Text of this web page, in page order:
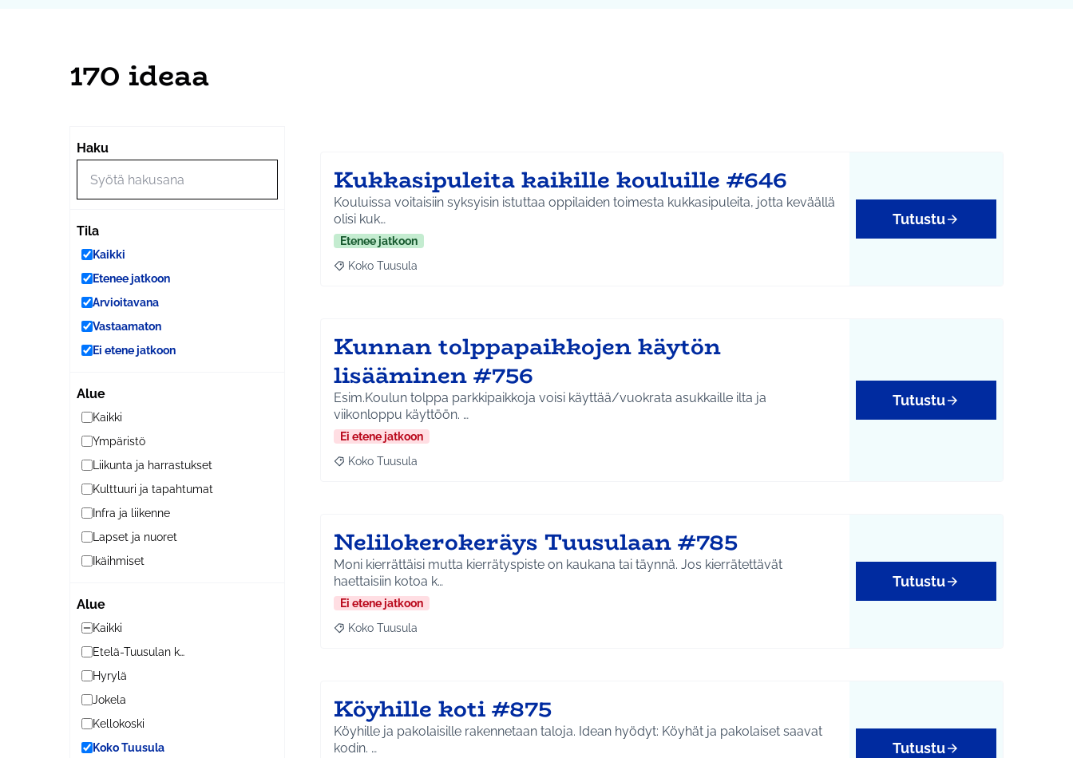
170 ideaa
Haku
Tila
Kaikki
Etenee jatkoon
Arvioitavana
Vastaamaton
Ei etene jatkoon
Alue
Kaikki
Ympäristö
Liikunta ja harrastukset
Kulttuuri ja tapahtumat
Infra ja liikenne
Lapset ja nuoret
Ikäihmiset
Alue
Kaikki
Etelä-Tuusulan kylät
Hyrylä
Jokela
Kellokoski
Koko Tuusula
−
Kukkasipuleita kaikille kouluille #646
Kouluissa voitaisiin syksyisin istuttaa oppilaiden toimesta kukkasipuleita, jotta keväällä
olisi kuk…
Etenee jatkoon
Rajaa tulokset aihepiirin mukaan: Koko Tuusula
Koko Tuusula
Tutustu
Kunnan tolppapaikkojen käytön
lisääminen #756
Esim.Koulun tolppa parkkipaikkoja voisi käyttää/vuokrata asukkaille ilta ja
viikonloppu käyttöön. …
Ei etene jatkoon
Rajaa tulokset aihepiirin mukaan: Koko Tuusula
Koko Tuusula
Tutustu
Nelilokerokeräys Tuusulaan #785
Moni kierrättäisi mutta kierrätyspiste on kaukana tai täynnä. Jos kierrätettävät
haettaisiin kotoa k…
Ei etene jatkoon
Rajaa tulokset aihepiirin mukaan: Koko Tuusula
Koko Tuusula
Tutustu
Köyhille koti #875
Köyhille ja pakolaisille rakennetaan taloja. Idean hyödyt: Köyhät ja pakolaiset saavat
kodin. …
Tutustu